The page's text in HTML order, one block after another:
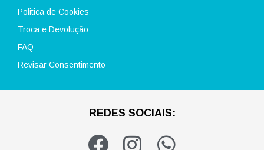
Politica de Cookies
Troca e Devolução
FAQ
Revisar Consentimento
REDES SOCIAIS:
F
I
W